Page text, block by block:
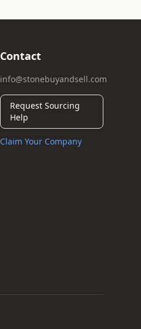
Contact
info@stonebuyandsell.com
Request Sourcing
Help
Claim Your Company